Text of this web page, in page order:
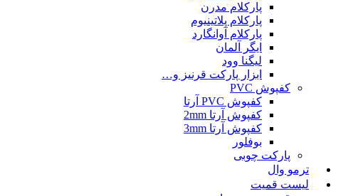
پارکلام مدرن
پارکلام پلاتینیوم
پارکلام آوانگارد
ایگر آلمان
لیگنا وود
ابزار پارکت قرنیز و…
کفپوش PVC
کفپوش PVC آرتا
کفپوش آرتا 2mm
کفپوش آرتا 3mm
بوفلور
پارکت چوبی
ترمو وال
لیست قمیت